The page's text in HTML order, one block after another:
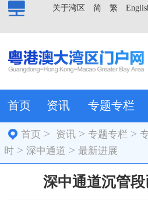
繁
简
关于湾区
首页 资讯 专题专栏
首页 > 资讯 >专题专栏 >
时 > 深中通道 > 最新进展
深中通道沉管